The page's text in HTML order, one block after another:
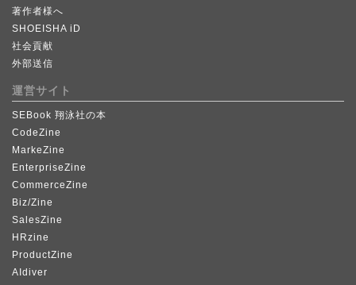
著作者様へ
SHOEISHA iD
社会貢献
外部送信
運営サイト
SEBook 翔泳社の本
CodeZine
MarkeZine
EnterpriseZine
CommerceZine
Biz/Zine
SalesZine
HRzine
ProductZine
AIdiver